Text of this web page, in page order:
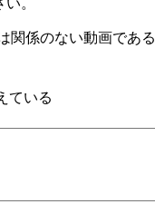
。
関係のない動画である
ている